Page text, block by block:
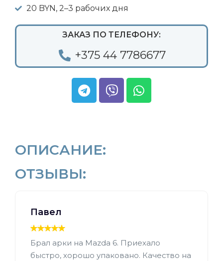
20 BYN, 2–3 рабочих дня
ЗАКАЗ ПО ТЕЛЕФОНУ:
+375 44 7786677
ОПИСАНИЕ:
ОТЗЫВЫ:
Павел
Брал арки на Mazda 6. Приехало
быстро, хорошо упаковано. Качество на